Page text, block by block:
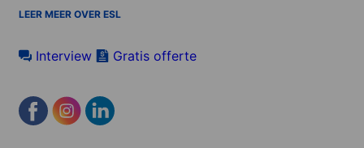
LEER MEER OVER ESL
Interview Gratis offerte